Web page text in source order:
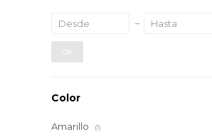
OK
Color
Amarillo (1)